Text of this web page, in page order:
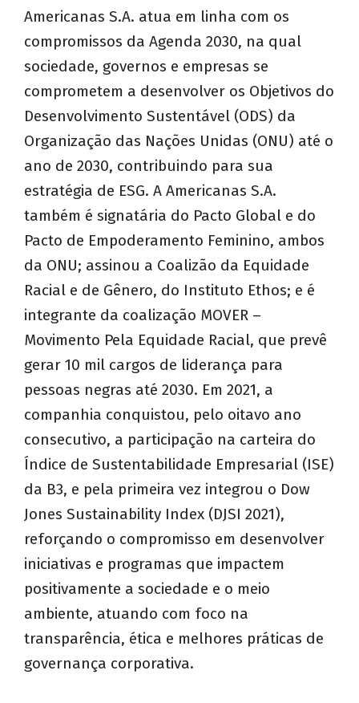
Americanas S.A. atua em linha com os
compromissos da Agenda 2030, na qual
sociedade, governos e empresas se
comprometem a desenvolver os Objetivos do
Desenvolvimento Sustentável (ODS) da
Organização das Nações Unidas (ONU) até o
ano de 2030, contribuindo para sua
estratégia de ESG. A Americanas S.A.
também é signatária do Pacto Global e do
Pacto de Empoderamento Feminino, ambos
da ONU; assinou a Coalizão da Equidade
Racial e de Gênero, do Instituto Ethos; e é
integrante da coalização MOVER –
Movimento Pela Equidade Racial, que prevê
gerar 10 mil cargos de liderança para
pessoas negras até 2030. Em 2021, a
companhia conquistou, pelo oitavo ano
consecutivo, a participação na carteira do
Índice de Sustentabilidade Empresarial (ISE)
da B3, e pela primeira vez integrou o Dow
Jones Sustainability Index (DJSI 2021),
reforçando o compromisso em desenvolver
iniciativas e programas que impactem
positivamente a sociedade e o meio
ambiente, atuando com foco na
transparência, ética e melhores práticas de
governança corporativa.